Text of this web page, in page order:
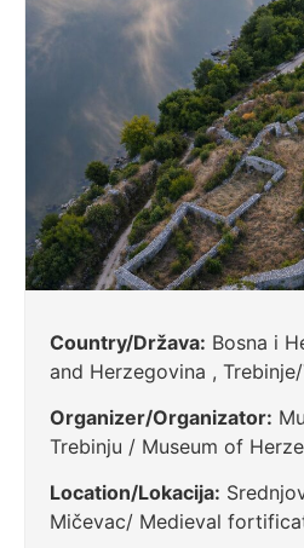
Country/Država: Bosna i
and Herzegovina ,
Organizer/Organizator:
Trebinju / Museum of
Location/Lokacija:
Mičevac/ Medieval